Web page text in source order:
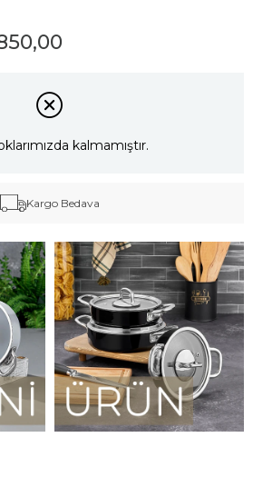
kalmamıştır.
Kargo Bedava